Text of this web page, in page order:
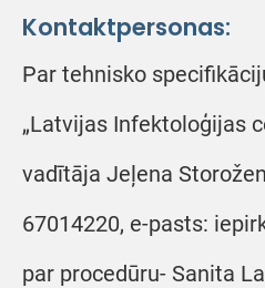
Kontaktpersonas:
Par tehnisko
„Latvijas Infektoloģijas
vadītāja Jeļena
67014220, e-pasts:
par procedūru- Sanita